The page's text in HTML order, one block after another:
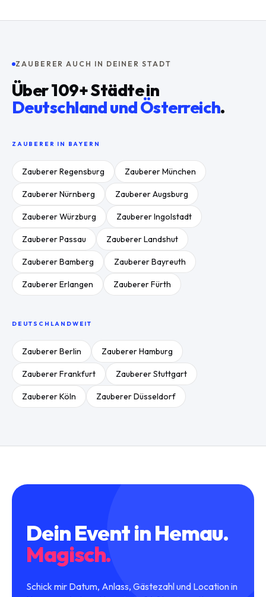
ZAUBERER AUCH IN DEINER STADT
Über109+ Städte in
Deutschland und Österreich.
ZAUBERER IN BAYERN
ZaubererRegensburg ZaubererMünchen
ZaubererNürnberg ZaubererAugsburg
ZaubererWürzburg ZaubererIngolstadt
ZaubererPassau ZaubererLandshut
ZaubererBamberg ZaubererBayreuth
ZaubererErlangen ZaubererFürth
DEUTSCHLANDWEIT
ZaubererBerlin ZaubererHamburg
ZaubererFrankfurt ZaubererStuttgart
ZaubererKöln ZaubererDüsseldorf
Dein Event inHemau.
Magisch.
Schick mir Datum, Anlass, Gästezahl und Location in